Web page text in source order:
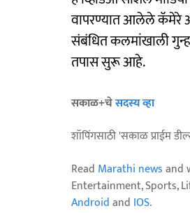
वापरण्यात आलेले कॅमेरे
संबंधित कलमांखाली
तपास सुरू आहे.
सकाळ+चेसदस्य व्हा
शॉपिंगसाठी 'सकाळ प्राईम
Read Marathi newsand
Entertainment, Sports,
Androidand IOS.